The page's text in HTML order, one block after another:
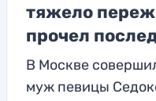
тяжело
прочел
В Москве
муж певицы